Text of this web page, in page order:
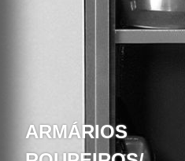
ARMÁRIOS